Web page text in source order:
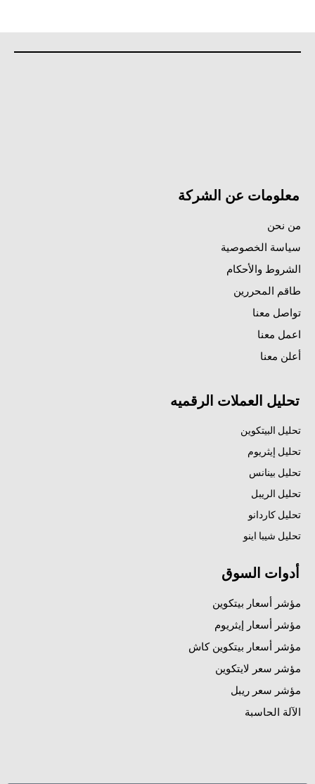
معلومات عن الشركة
من نحن
سياسة الخصوصية
الشروط والأحكام
طاقم المحررين
تواصل معنا
اعمل معنا
أعلن معنا
تحليل العملات الرقميه
تحليل البيتكوين
تحليل إيثريوم
تحليل بينانس
تحليل الريبل
تحليل كاردانو
تحليل شيبا اينو
أدوات السوق
مؤشر أسعار بيتكوين
مؤشر أسعار إيثريوم
مؤشر أسعار بيتكوين كاش
مؤشر سعر لايتكوين
مؤشر سعر ريبل
الآلة الحاسبة